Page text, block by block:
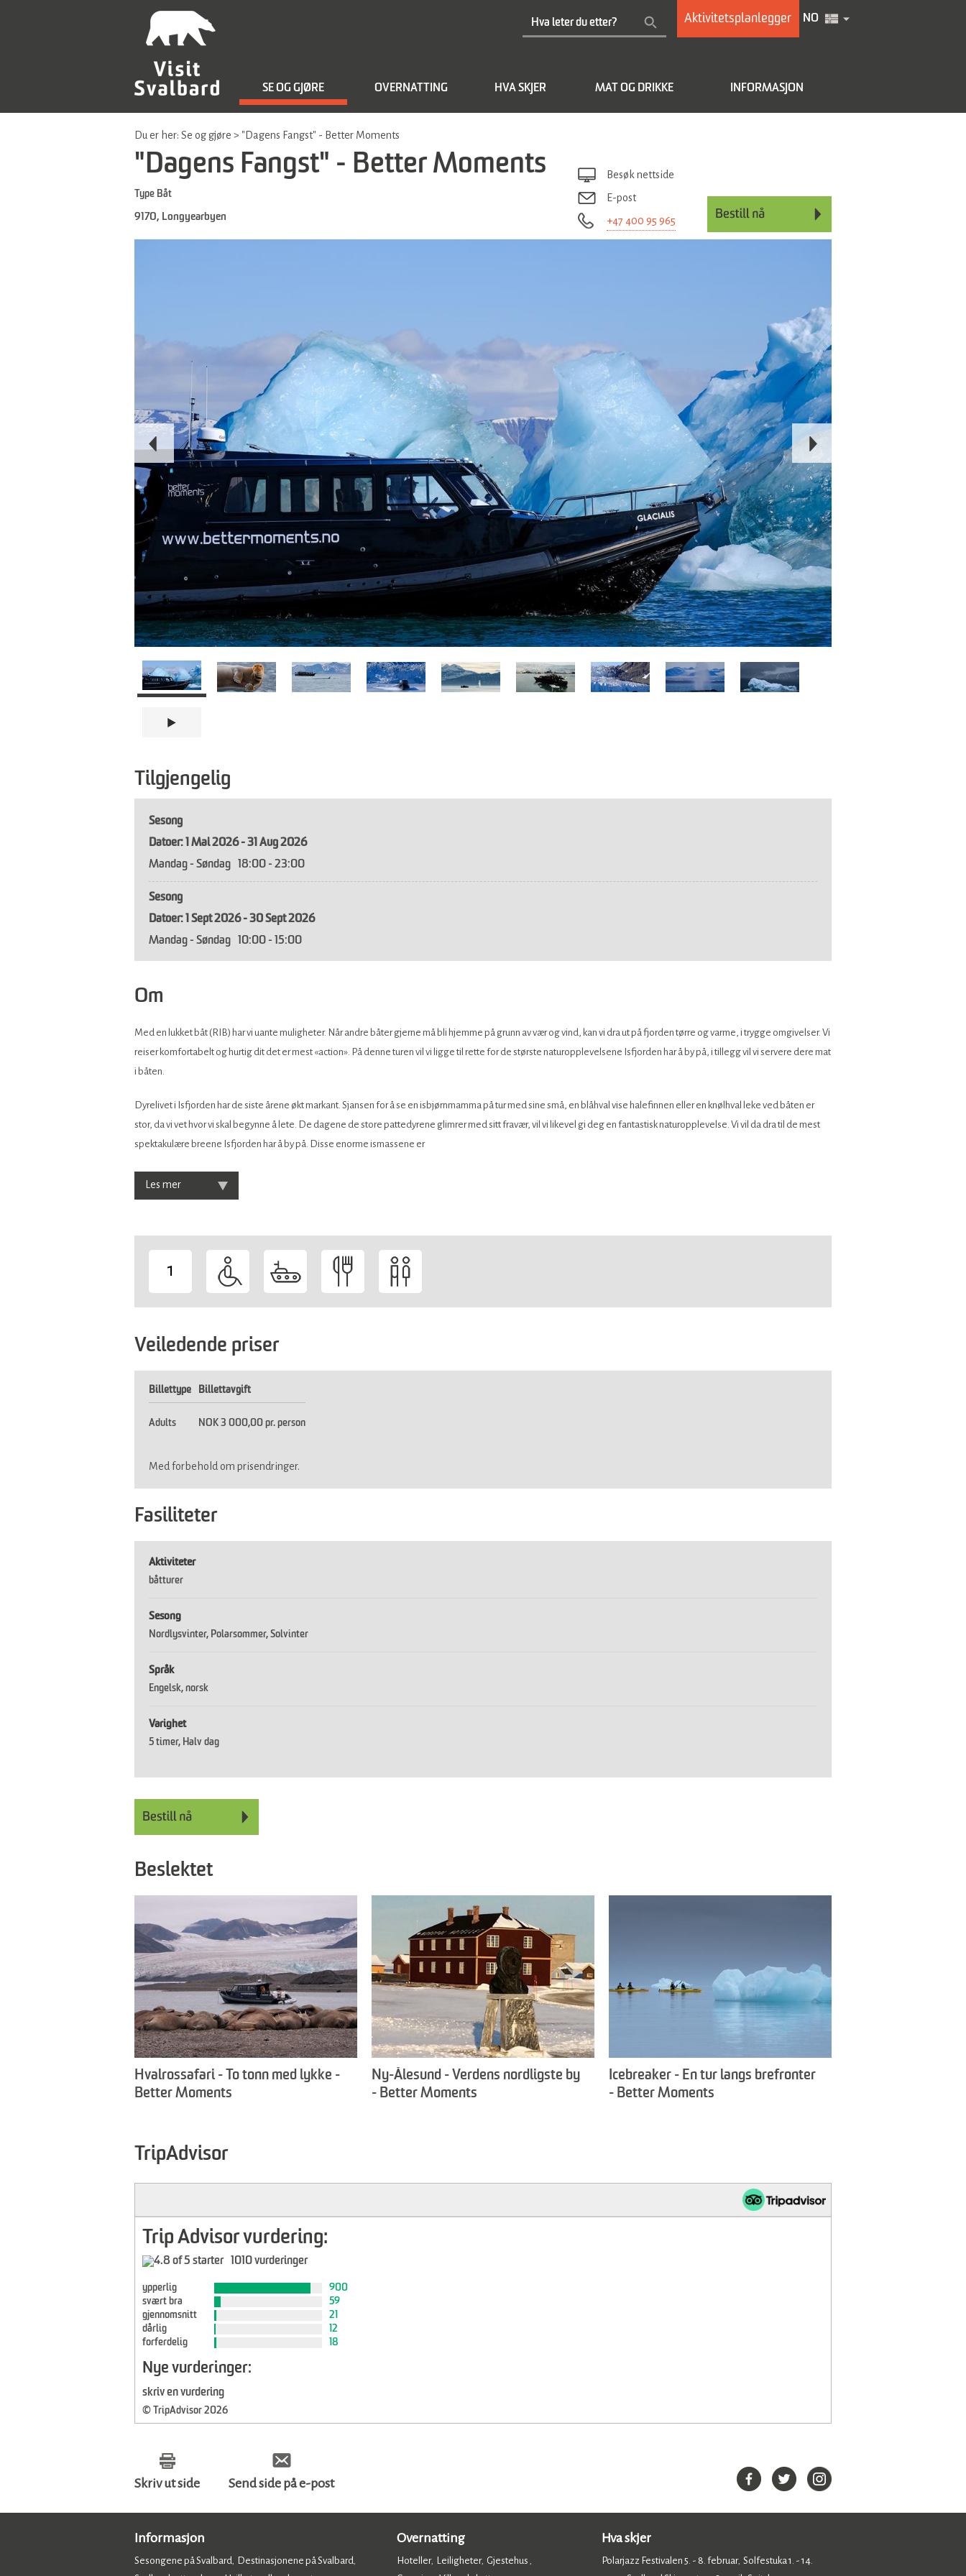
Aktivitetsplanlegger NO
SE OG GJØRE OVERNATTING HVA SKJER MAT OG DRIKKE INFORMASJON
Du er her: Se og gjøre > "Dagens Fangst" - Better Moments
"Dagens Fangst" - Better Moments
Type Båt
9170, Longyearbyen
Besøk nettside
E-post
+47 400 95 965
Tilgjengelig
Sesong
1 Mai 2026 - 31 Aug 2026
Mandag - Søndag
18:00 - 23:00
Sesong
1 Sept 2026 - 30 Sept 2026
Mandag - Søndag
10:00 - 15:00
Om
Med en lukket båt (RIB) har vi uante muligheter. Når andre båter gjerne må bli hjemme på grunn av vær og vind, kan vi dra ut på fjorden tørre og varme, i trygge omgivelser. Vi
reiser komfortabelt og hurtig dit det er mest «action». På denne turen vil vi ligge til rette for de største naturopplevelsene Isfjorden har å by på, i tillegg vil vi servere dere mat
i båten.
​Dyrelivet i Isfjorden har de siste årene økt markant. Sjansen for å se en isbjørnmamma på tur med sine små, en blåhval vise halefinnen eller en knølhval leke ved båten er
stor, da vi vet hvor vi skal begynne å lete. De dagene de store pattedyrene glimrer med sitt fravær, vil vi likevel gi deg en fantastisk naturopplevelse. Vi vil da dra til de mest
spektakulære breene Isfjorden har å by på. Disse enorme ismassene er
Les mer
1
Veiledende priser
Billettype Billettavgift
Adults NOK 3 000,00 pr. person
Med forbehold om prisendringer.
Fasiliteter
Aktiviteter
båtturer
Sesong
Nordlysvinter Polarsommer Solvinter
Språk
Engelsk norsk
Varighet
5 timer Halv dag
Beslektet
Hvalrossafari - To tonn med lykke -
Better Moments
Ny-Ålesund - Verdens nordligste by
- Better Moments
Icebreaker - En tur langs brefronter
- Better Moments
TripAdvisor
Trip Advisor vurdering:
1010 vurderinger
ypperlig
900
svært bra
59
gjennomsnitt
21
dårlig
12
forferdelig
18
Nye vurderinger:
skriv en vurdering
© TripAdvisor 2026
Skriv ut side Send side på e-post
Informasjon
Sesongene på Svalbard, Destinasjonene på Svalbard,
Overnatting
Hoteller, Leiligheter, Gjestehus ,
Hva skjer
Polarjazz Festivalen 5. - 8. februar, Solfestuka 1. - 14.